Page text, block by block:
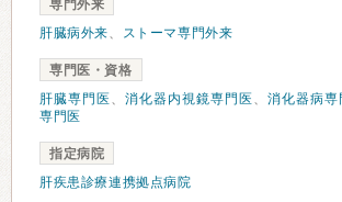
専門外来
肝臓病外来、 ストーマ専門外来
専門医・資格
肝臓専門医 、 消化器内視鏡専門医 、 消化器病専
専門医
指定病院
肝疾患診療連携拠点病院